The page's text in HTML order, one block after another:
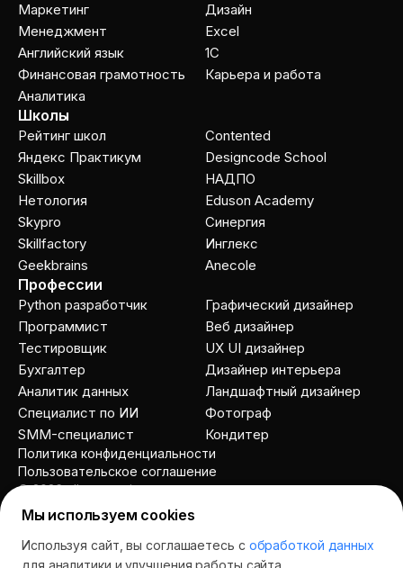
Маркетинг
Менеджмент
Английский язык
Финансовая грамотность
Аналитика
Дизайн
Excel
1C
Карьера и работа
Школы
Рейтинг школ
Яндекс Практикум
Skillbox
Нетология
Skypro
Skillfactory
Geekbrains
Contented
Designcode School
НАДПО
Eduson Academy
Cинергия
Инглекс
Anecole
Профессии
Python разработчик
Программист
Тестировщик
Бухгалтер
Аналитик данных
Специалист по ИИ
SMM-специалист
Графический дизайнер
Веб дизайнер
UX UI дизайнер
Дизайнер интерьера
Ландшафтный дизайнер
Фотограф
Кондитер
© 2026 allcourses.io
Пользовательское соглашение
Политика конфиденциальности
Мы используем cookies
Используя сайт, вы соглашаетесь с обработкой данных
для аналитики и улучшения работы сайта.